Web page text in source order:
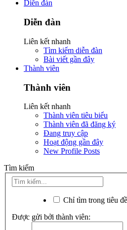
Diễn đàn
Diễn đàn
Liên kết nhanh
Tìm kiếm diễn đàn
Bài viết gần đây
Thành viên
Thành viên
Liên kết nhanh
Thành viên tiêu biểu
Thành viên đã đăng ký
Đang truy cập
Hoạt động gần đây
New Profile Posts
Tìm kiếm
Chỉ tìm trong tiêu đề
Được gửi bởi thành viên: